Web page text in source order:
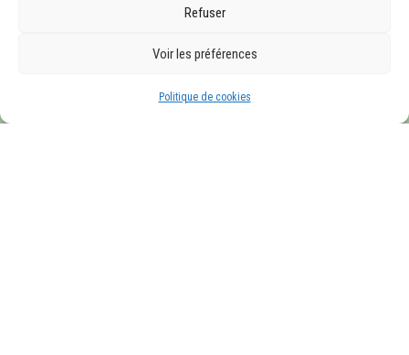
Refuser
Voir les préférences
Politique de cookies